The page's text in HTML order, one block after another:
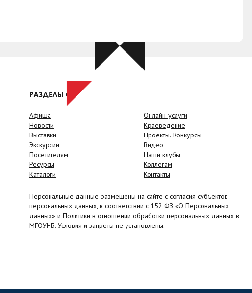
РАЗДЕЛЫ САЙТА
Афиша
Новости
Выставки
Экскурсии
Посетителям
Ресурсы
Каталоги
Онлайн-услуги
Краеведение
Проекты. Конкурсы
Видео
Наши клубы
Коллегам
Контакты
Персональные данные размещены на сайте с согласия субъектов
персональных данных, в соответствии с 152 ФЗ «О Персональных
данных» и Политики в отношении обработки персональных данных в
МГОУНБ. Условия и запреты не установлены.